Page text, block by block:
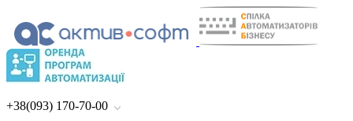
+38(093) 170-70-00